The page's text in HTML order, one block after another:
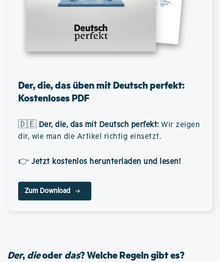
Der, die, das üben mit Deutsch perfekt:
Kostenloses PDF
🇩🇪 Der, die, das mit Deutsch perfekt: Wir zeigen
dir, wie man die Artikel richtig einsetzt.
👉 Jetzt kostenlos herunterladen und lesen!
Zum Download
Der,dieoderdas? Welche Regeln gibt es?